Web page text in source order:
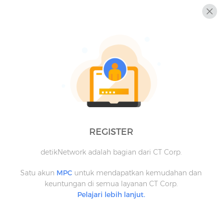
REGISTER
detikNetwork adalah bagian dari CT Corp.
Satu akun MPC untuk mendapatkan kemudahan dan
keuntungan di semua layanan CT Corp.
Pelajari lebih lanjut.